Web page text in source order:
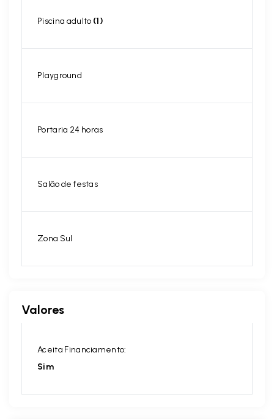
Piscina adulto (1)
Playground
Portaria 24 horas
Salão de festas
Zona Sul
Valores
Aceita Financiamento:
Sim